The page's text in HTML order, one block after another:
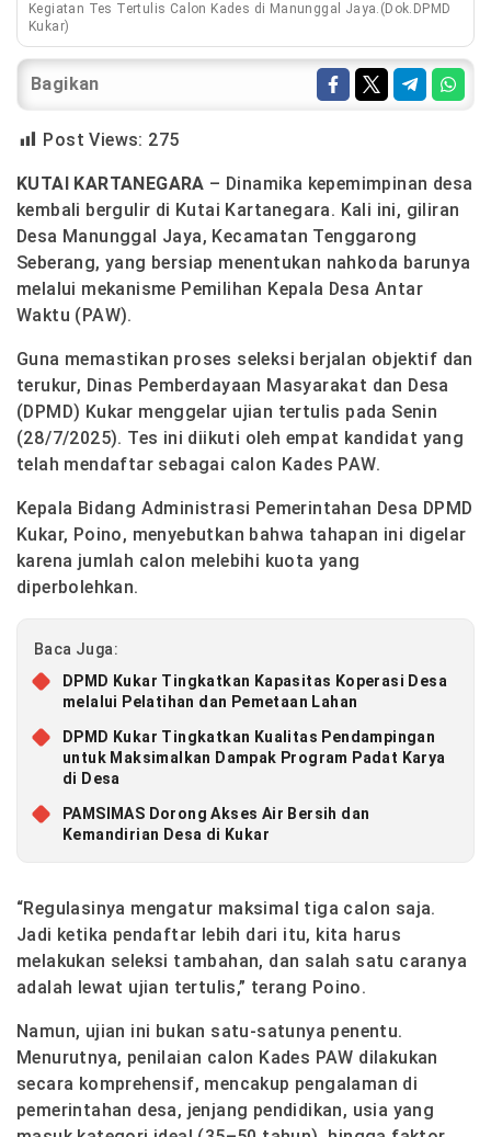
Kegiatan Tes Tertulis Calon Kades di Manunggal Jaya.(Dok.DPMD
Kukar)
Bagikan
Post Views: 275
KUTAI KARTANEGARA – Dinamika kepemimpinan desa
kembali bergulir di Kutai Kartanegara. Kali ini, giliran
Desa Manunggal Jaya, Kecamatan Tenggarong
Seberang, yang bersiap menentukan nahkoda barunya
melalui mekanisme Pemilihan Kepala Desa Antar
Waktu (PAW).
Guna memastikan proses seleksi berjalan objektif dan
terukur, Dinas Pemberdayaan Masyarakat dan Desa
(DPMD) Kukar menggelar ujian tertulis pada Senin
(28/7/2025). Tes ini diikuti oleh empat kandidat yang
telah mendaftar sebagai calon Kades PAW.
Kepala Bidang Administrasi Pemerintahan Desa DPMD
Kukar, Poino, menyebutkan bahwa tahapan ini digelar
karena jumlah calon melebihi kuota yang
diperbolehkan.
Baca Juga:
DPMD Kukar Tingkatkan Kapasitas Koperasi Desa
melalui Pelatihan dan Pemetaan Lahan
DPMD Kukar Tingkatkan Kualitas Pendampingan
untuk Maksimalkan Dampak Program Padat Karya
di Desa
PAMSIMAS Dorong Akses Air Bersih dan
Kemandirian Desa di Kukar
“Regulasinya mengatur maksimal tiga calon saja.
Jadi ketika pendaftar lebih dari itu, kita harus
melakukan seleksi tambahan, dan salah satu caranya
adalah lewat ujian tertulis,” terang Poino.
Namun, ujian ini bukan satu-satunya penentu.
Menurutnya, penilaian calon Kades PAW dilakukan
secara komprehensif, mencakup pengalaman di
pemerintahan desa, jenjang pendidikan, usia yang